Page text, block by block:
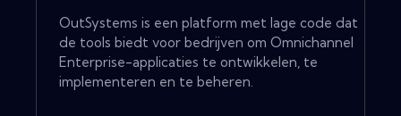
OutSystems is een platform met lage code dat
de tools biedt voor bedrijven om Omnichannel
Enterprise-applicaties te ontwikkelen, te
implementeren en te beheren.